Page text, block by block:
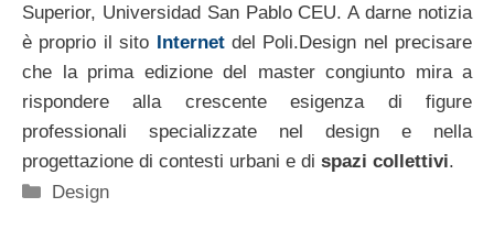
Superior, Universidad San Pablo CEU. A darne notizia
è proprio il sito Internetdel Poli.Design nel precisare
che la prima edizione del master congiunto mira a
rispondere alla crescente esigenza di figure
professionali specializzate nel design e nella
progettazione di contesti urbani e di spazi collettivi.
Categorie
Design